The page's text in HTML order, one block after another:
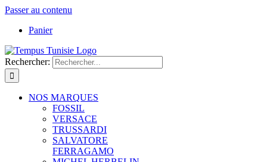
Passer au contenu
Panier
Rechercher:
NOS MARQUES
FOSSIL
VERSACE
TRUSSARDI
SALVATORE
FERRAGAMO